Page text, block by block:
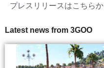
プレスリリースはこちら
Latest news from 3GOO